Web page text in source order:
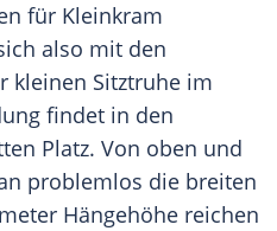
für Kleinkram
also mit den
kleinen Sitztruhe im
findet in den
Platz. Von oben und
problemlos die breiten
Hängehöhe reichen